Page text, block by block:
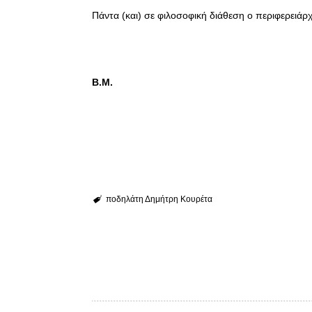
Πάντα (και) σε φιλοσοφική διάθεση ο
Β.Μ.
ποδηλάτη Δημήτρη Κουρέτα